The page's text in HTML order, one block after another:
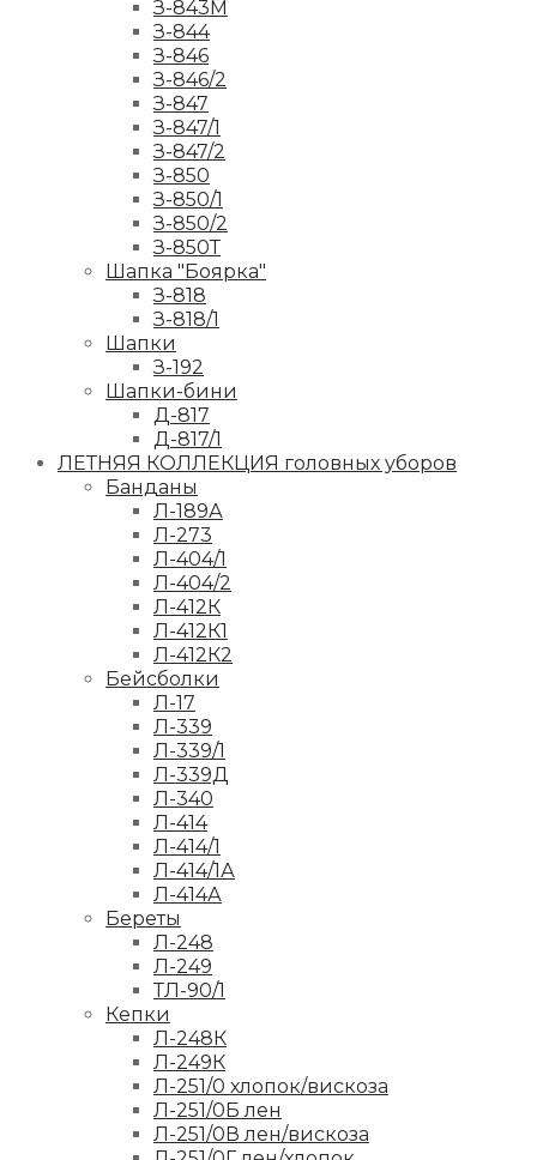
З-843М
З-844
З-846
З-846/2
З-847
З-847/1
З-847/2
З-850
З-850/1
З-850/2
З-850Т
Шапка "Боярка"
З-818
З-818/1
Шапки
З-192
Шапки-бини
Д-817
Д-817/1
ЛЕТНЯЯ КОЛЛЕКЦИЯ головных уборов
Банданы
Л-189А
Л-273
Л-404/1
Л-404/2
Л-412К
Л-412К1
Л-412К2
Бейсболки
Л-17
Л-339
Л-339/1
Л-339Д
Л-340
Л-414
Л-414/1
Л-414/1А
Л-414А
Береты
Л-248
Л-249
ТЛ-90/1
Кепки
Л-248К
Л-249К
Л-251/0 хлопок/вискоза
Л-251/0Б лен
Л-251/0В лен/вискоза